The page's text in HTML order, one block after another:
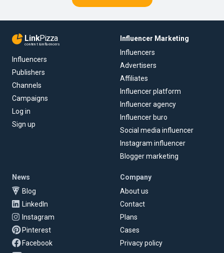
LinkPizza
content & influencers
Influencers
Publishers
Channels
Campaigns
Log in
Sign up
Influencer Marketing
Influencers
Advertisers
Affiliates
Influencer platform
Influencer agency
Influencer buro
Social media influencer
Instagram influencer
Blogger marketing
News
Blog
LinkedIn
Instagram
Pinterest
Facebook
Company
About us
Contact
Plans
Cases
Privacy policy